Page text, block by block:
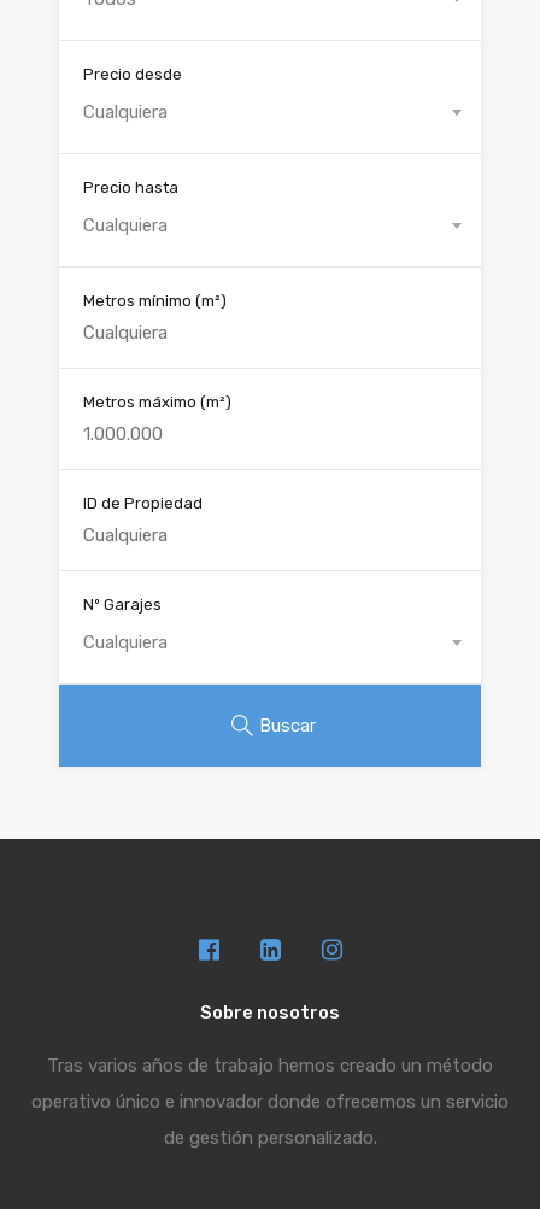
Precio desde
Cualquiera
Precio hasta
Cualquiera
Metros mínimo (m²)
Metros máximo (m²)
ID de Propiedad
Nº Garajes
Cualquiera
Buscar
Sobre nosotros
Tras varios años de trabajo hemos creado un método
operativo único e innovador donde ofrecemos un servicio
de gestión personalizado.